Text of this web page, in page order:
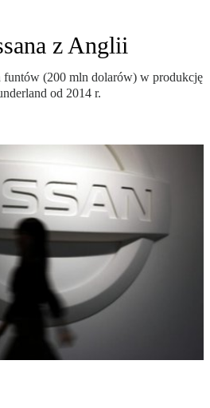
z Anglii
funtów (200 mln dolarów) w produkcję
od 2014 r.